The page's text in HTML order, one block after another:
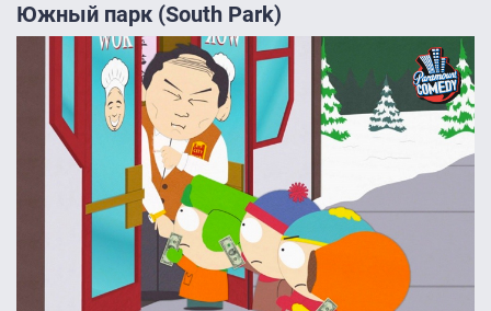
Южный парк (South Park)